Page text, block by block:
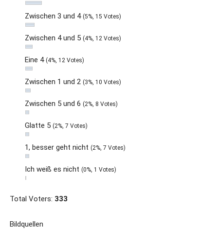
Zwischen 3 und 4 (5%, 15 Votes)
Zwischen 4 und 5 (4%, 12 Votes)
Eine 4 (4%, 12 Votes)
Zwischen 1 und 2 (3%, 10 Votes)
Zwischen 5 und 6 (2%, 8 Votes)
Glatte 5 (2%, 7 Votes)
1, besser geht nicht (2%, 7 Votes)
Ich weiß es nicht (0%, 1 Votes)
Total Voters: 333
Bildquellen